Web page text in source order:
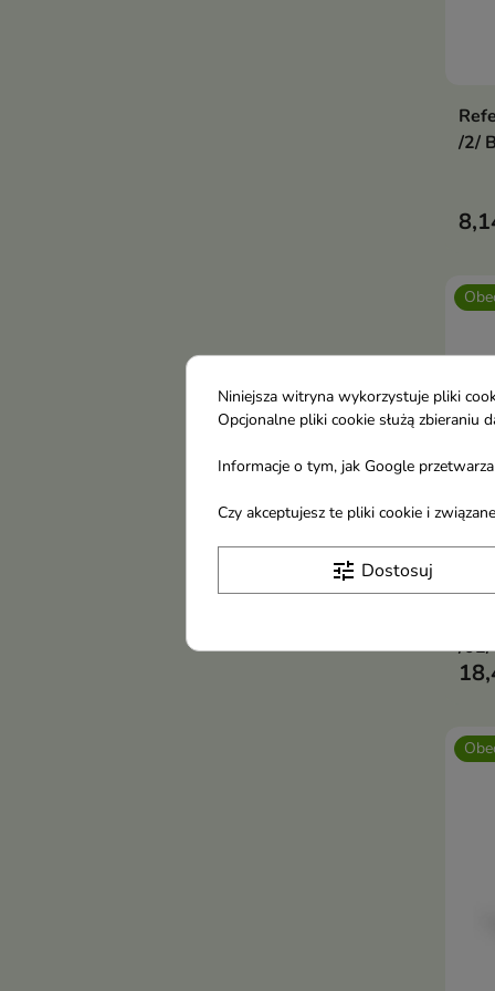
/2/
/02/
Niniejsza witryna wykorzystuje pliki
Opcjonalne pliki cookie służą
Informacje o tym, jak Google
Czy akceptujesz te pliki cookie i
tune Dostosuj